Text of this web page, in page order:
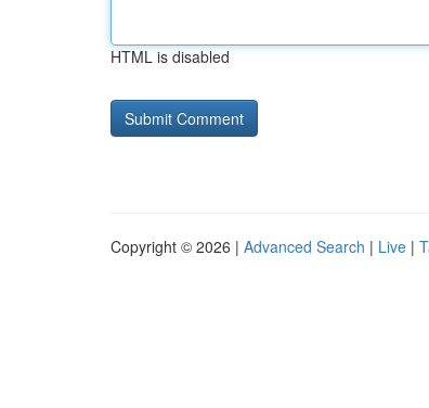
HTML is disabled
Copyright © 2026 | Advanced Search | Live |